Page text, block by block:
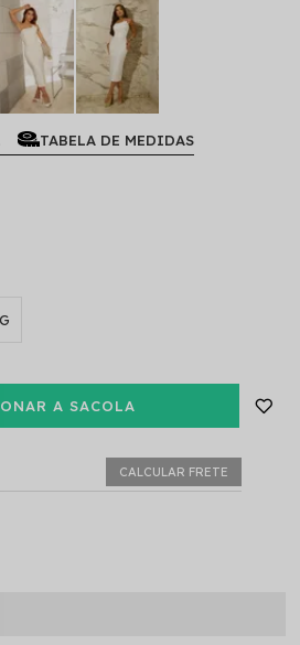
TABELA DE MEDIDAS
A SACOLA
CALCULAR FRETE